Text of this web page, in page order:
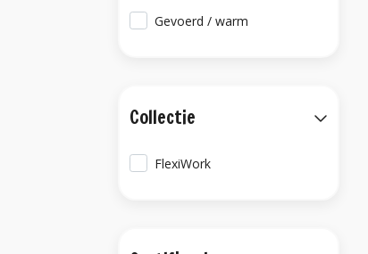
Gevoerd / warm
Collectie
FlexiWork